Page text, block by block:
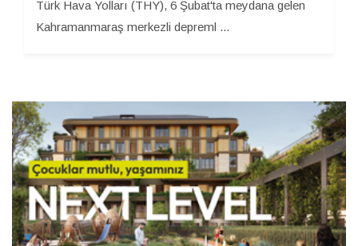
Türk Hava Yolları (THY), 6 Şubat'ta meydana gelen
Kahramanmaraş merkezli depreml ...